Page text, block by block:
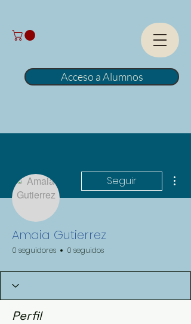
Acceso a Alumnos
Seguir
Amaia Gutierrez
0 seguidores 0 seguidos
Perfil